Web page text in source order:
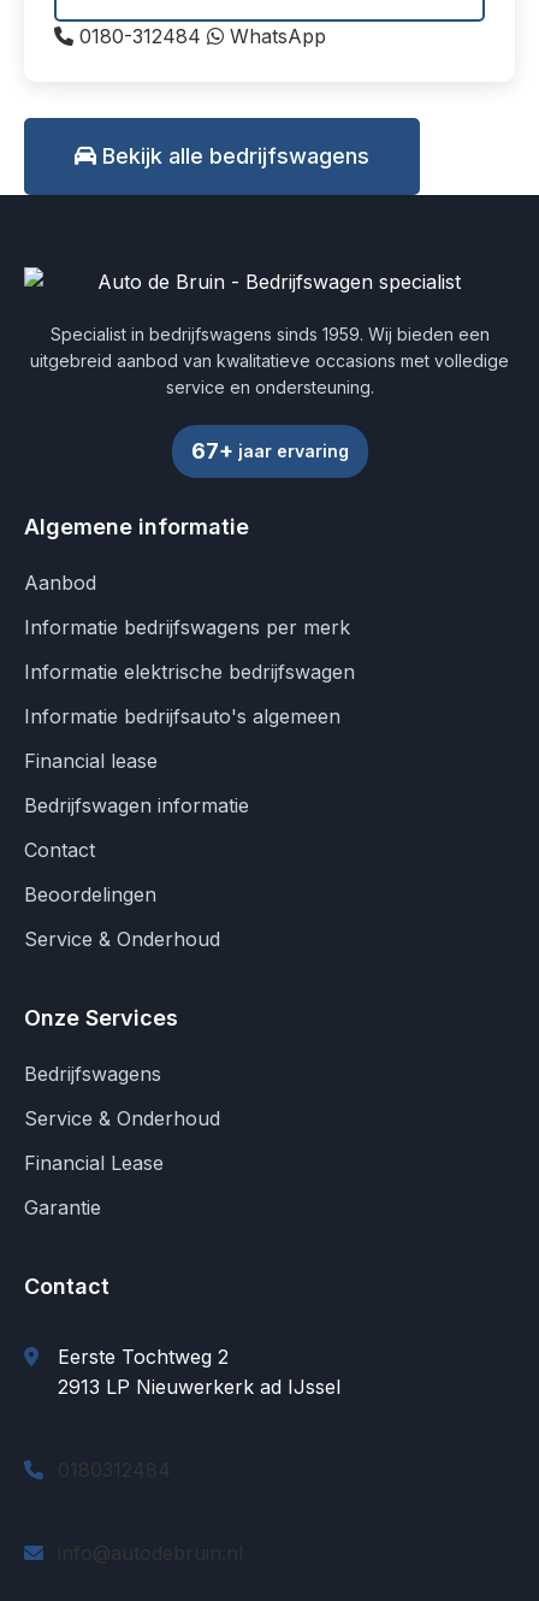
0180-312484 WhatsApp
Bekijk alle bedrijfswagens
Specialist in bedrijfswagens sinds 1959. Wij bieden een
uitgebreid aanbod van kwalitatieve occasions met volledige
service en ondersteuning.
67+ jaar ervaring
Algemene informatie
Aanbod
Informatie bedrijfswagens per merk
Informatie elektrische bedrijfswagen
Informatie bedrijfsauto's algemeen
Financial lease
Bedrijfswagen informatie
Contact
Beoordelingen
Service & Onderhoud
Onze Services
Bedrijfswagens
Service & Onderhoud
Financial Lease
Garantie
Contact
Eerste Tochtweg 2
2913 LP Nieuwerkerk ad IJssel
0180312484
info@autodebruin.nl